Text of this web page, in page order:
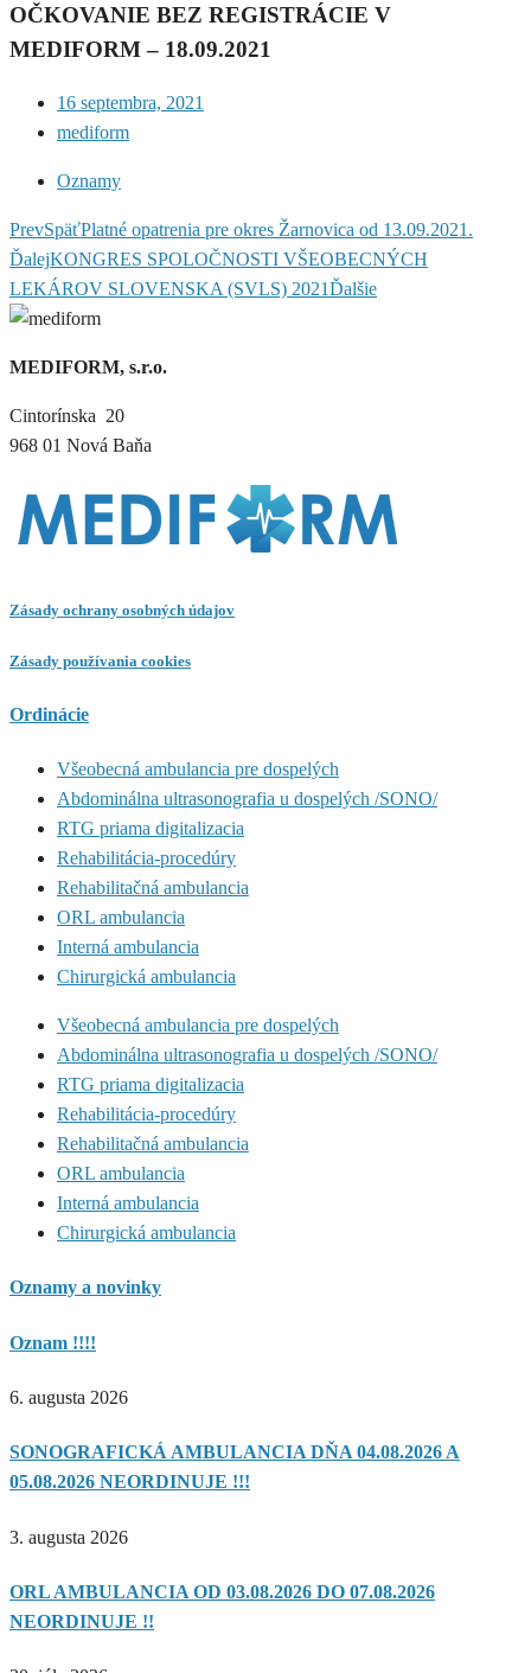
OČKOVANIE BEZ REGISTRÁCIE V
MEDIFORM – 18.09.2021
16 septembra, 2021
mediform
Oznamy
PrevSpäťPlatné opatrenia pre okres Žarnovica od 13.09.2021.
ĎalejKONGRES SPOLOČNOSTI VŠEOBECNÝCH
LEKÁROV SLOVENSKA (SVLS) 2021Ďalšie
MEDIFORM, s.r.o.
Cintorínska 20
968 01 Nová Baňa
Zásady ochrany osobných údajov
Zásady používania cookies
Ordinácie
Všeobecná ambulancia pre dospelých
Abdominálna ultrasonografia u dospelých /SONO/
RTG priama digitalizacia
Rehabilitácia-procedúry
Rehabilitačná ambulancia
ORL ambulancia
Interná ambulancia
Chirurgická ambulancia
Všeobecná ambulancia pre dospelých
Abdominálna ultrasonografia u dospelých /SONO/
RTG priama digitalizacia
Rehabilitácia-procedúry
Rehabilitačná ambulancia
ORL ambulancia
Interná ambulancia
Chirurgická ambulancia
Oznamy a novinky
Oznam !!!!
6. augusta 2026
SONOGRAFICKÁ AMBULANCIA DŇA 04.08.2026 A
05.08.2026 NEORDINUJE !!!
3. augusta 2026
ORL AMBULANCIA OD 03.08.2026 DO 07.08.2026
NEORDINUJE !!